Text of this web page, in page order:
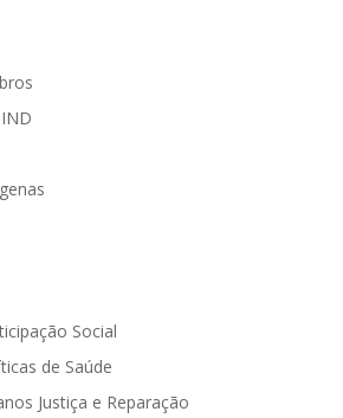
Social
de Saúde
Justiça e Reparação